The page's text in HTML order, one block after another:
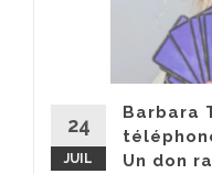
24
JUIL
Barbara
Un don